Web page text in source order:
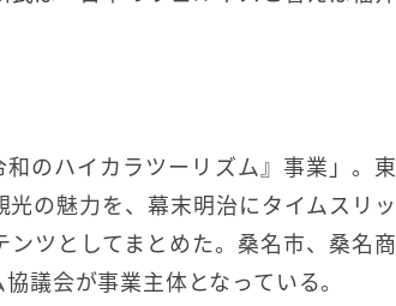
のハイカラツーリズム』事業」。東
の魅力を、幕末明治にタイムスリッ
ツとしてまとめた。桑名市、桑名商
議会が事業主体となっている。